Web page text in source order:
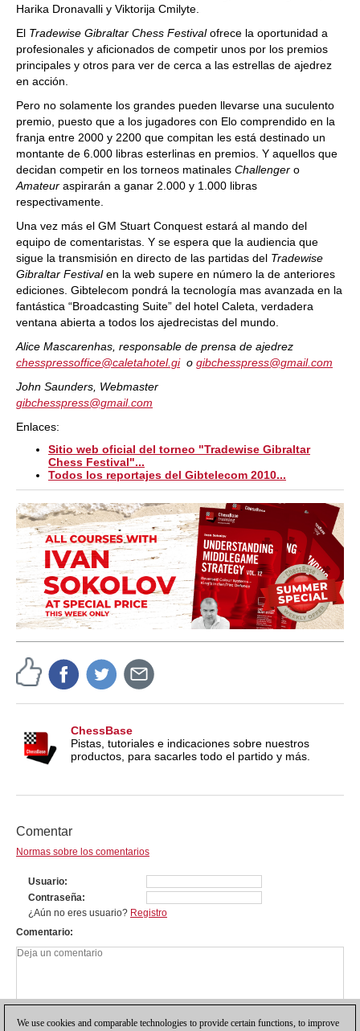
Harika Dronavalli y Viktorija Cmilyte.
El Tradewise Gibraltar Chess Festivalofrece la oportunidad a
profesionales y aficionados de competir unos por los premios
principales y otros para ver de cerca a las estrellas de ajedrez
en acción.
Pero no solamente los grandes pueden llevarse una suculento
premio, puesto que a los jugadores con Elo comprendido en la
franja entre 2000 y 2200 que compitan les está destinado un
montante de 6.000 libras esterlinas en premios. Y aquellos que
decidan competir en los torneos matinales Challenger o
Amateur aspirarán a ganar 2.000 y 1.000 libras
respectivamente.
Una vez más el GM Stuart Conquest estará al mando del
equipo de comentaristas. Y se espera que la audiencia que
sigue la transmisión en directo de las partidas del Tradewise
Gibraltar Festivalen la web supere en número la de anteriores
ediciones. Gibtelecom pondrá la tecnología mas avanzada en la
fantástica “Broadcasting Suite” del hotel Caleta, verdadera
ventana abierta a todos los ajedrecistas del mundo.
Alice Mascarenhas, responsable de prensa de ajedrez
chesspressoffice@caletahotel.gio gibchesspress@gmail.com
John Saunders, Webmaster
gibchesspress@gmail.com
Enlaces:
Sitio web oficial del torneo "Tradewise Gibraltar
Chess Festival"...
Todos los reportajes del Gibtelecom 2010...
ChessBase
Pistas, tutoriales e indicaciones sobre nuestros
productos, para sacarles todo el partido y más.
Comentar
Normas sobre los comentarios
Usuario
Contraseña
¿Aún no eres usuario? Registro
Comentario
We use cookies and comparable technologies to provide certain functions, to improve